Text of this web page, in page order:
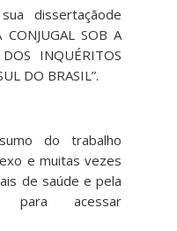
dissertaçãode
SOB A
INQUÉRITOS
DO BRASIL”.
do trabalho
e muitas vezes
de saúde e pela
para acessar